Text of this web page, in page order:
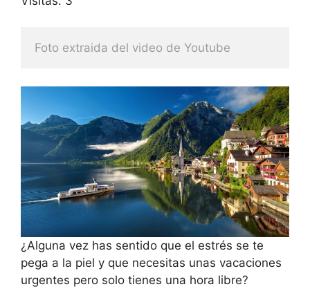
Foto extraida del video de Youtube
¿Alguna vez has sentido que el estrés se te
pega a la piel y que necesitas unas vacaciones
urgentes pero solo tienes una hora libre?